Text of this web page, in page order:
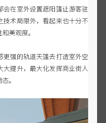
会在室外设置遮阳篷让游客驻
技术局限外，看起来也十分不
美观度。
强的轨道天篷去打造室外空
大提升，最大化发挥商业街人
。